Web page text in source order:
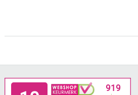
op
de
productpagina
Footer